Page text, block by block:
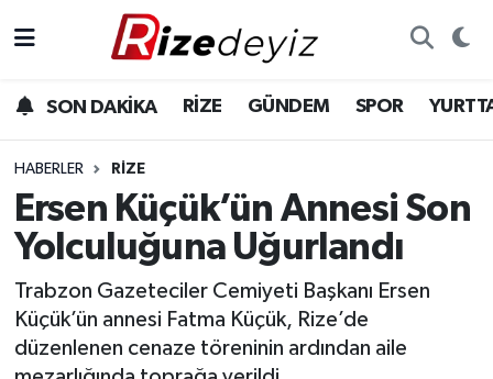
SON DAKİKA RİZE GÜNDEM SPOR
HABERLER RIZE
Ersen Küçük’ün Annesi Son
Yolculuğuna Uğurlandı
Trabzon Gazeteciler Cemiyeti Başkanı Ersen
Küçük’ün annesi Fatma Küçük, Rize’de
düzenlenen cenaze töreninin ardından aile
Gündem
Yurttan Haberler
Ekonomi
Teknoloji
Rize Hava Durumu
Rize Trafik Yoğunluk Haritası
Süper Lig Puan Durumu ve Fikstür
Tüm Manşetler